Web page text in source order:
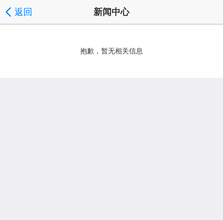
返回 新闻中心
抱歉，暂无相关信息